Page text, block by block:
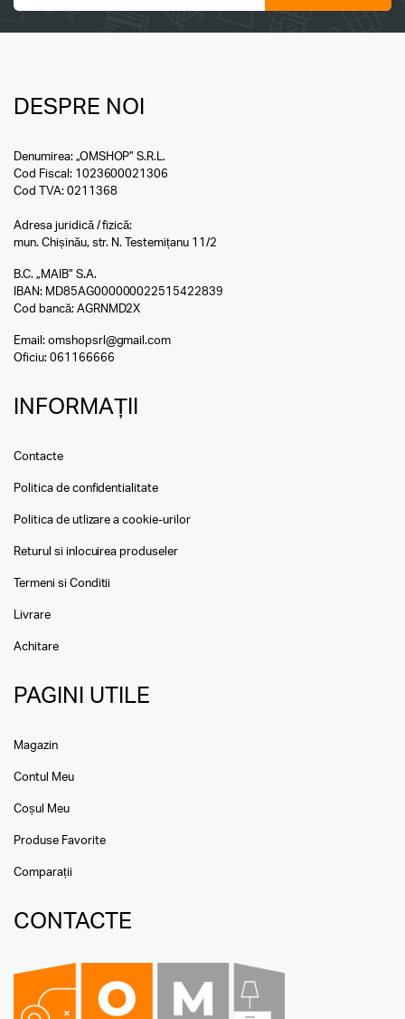
DESPRE NOI
Denumirea: „OMSHOP” S.R.L.
Cod Fiscal: 1023600021306
Cod TVA: 0211368
Adresa juridică / fizică:
mun. Chișinău, str. N. Testemițanu 11/2
B.C. „MAIB” S.A.
IBAN: MD85AG000000022515422839
Cod bancă: AGRNMD2X
Email: omshopsrl@gmail.com
Oficiu: 061166666
INFORMAȚII
Contacte
Politica de confidentialitate
Politica de utlizare a cookie-urilor
Returul si inlocuirea produseler
Termeni si Conditii
Livrare
Achitare
PAGINI UTILE
Magazin
Contul Meu
Coșul Meu
Produse Favorite
Comparații
CONTACTE